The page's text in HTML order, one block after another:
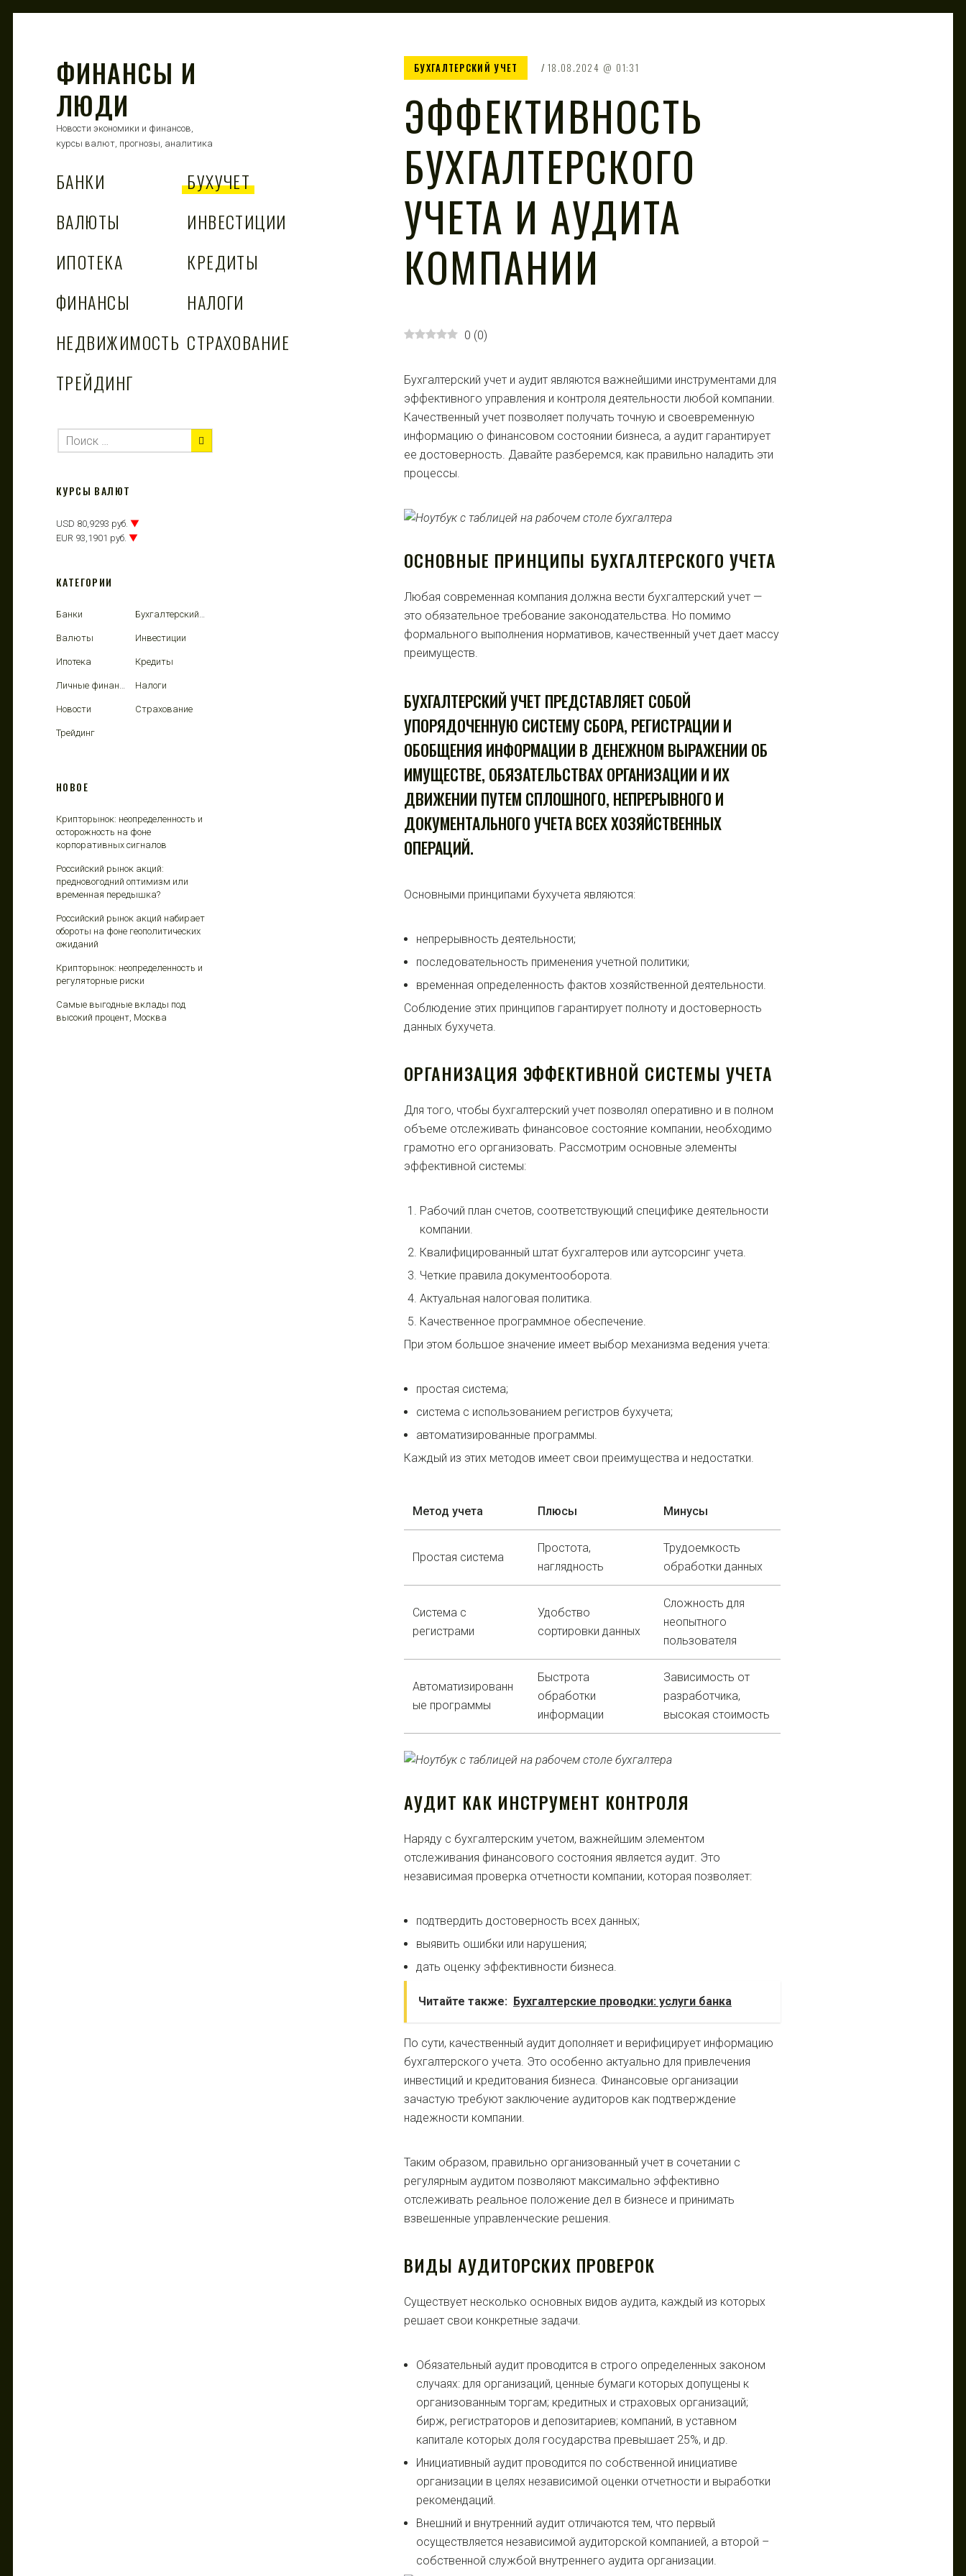
ФИНАНСЫ И
ЛЮДИ
Новости экономики и финансов,
курсы валют, прогнозы, аналитика
БАНКИ
БУХУЧЕТ
ВАЛЮТЫ
ИНВЕСТИЦИИ
ИПОТЕКА
КРЕДИТЫ
ФИНАНСЫ
НАЛОГИ
НЕДВИЖИМОСТЬ СТРАХОВАНИЕ
ТРЕЙДИНГ
БУХГАЛТЕРСКИЙ УЧЕТ 18.08.2024 01:31
ЭФФЕКТИВНОСТЬ
БУХГАЛТЕРСКОГО
УЧЕТА И АУДИТА
КОМПАНИИ
0 (0)
Бухгалтерский учет и аудит являются важнейшими инструментами для
эффективного управления и контроля деятельности любой компании.
Качественный учет позволяет получать точную и своевременную
информацию о финансовом состоянии бизнеса, а аудит гарантирует
ее достоверность. Давайте разберемся, как правильно наладить эти
процессы.
ОСНОВНЫЕ ПРИНЦИПЫ БУХГАЛТЕРСКОГО УЧЕТА
Любая современная компания должна вести бухгалтерский учет —
это обязательное требование законодательства. Но помимо
формального выполнения нормативов, качественный учет дает массу
преимуществ.
БУХГАЛТЕРСКИЙ УЧЕТ ПРЕДСТАВЛЯЕТ СОБОЙ
УПОРЯДОЧЕННУЮ СИСТЕМУ СБОРА, РЕГИСТРАЦИИ И
ОБОБЩЕНИЯ ИНФОРМАЦИИ В ДЕНЕЖНОМ ВЫРАЖЕНИИ ОБ
ИМУЩЕСТВЕ, ОБЯЗАТЕЛЬСТВАХ ОРГАНИЗАЦИИ И ИХ
ДВИЖЕНИИ ПУТЕМ СПЛОШНОГО, НЕПРЕРЫВНОГО И
ДОКУМЕНТАЛЬНОГО УЧЕТА ВСЕХ ХОЗЯЙСТВЕННЫХ
ОПЕРАЦИЙ.
Основными принципами бухучета являются:
непрерывность деятельности;
последовательность применения учетной политики;
временная определенность фактов хозяйственной деятельности.
Соблюдение этих принципов гарантирует полноту и достоверность
данных бухучета.
ОРГАНИЗАЦИЯ ЭФФЕКТИВНОЙ СИСТЕМЫ УЧЕТА
Для того, чтобы бухгалтерский учет позволял оперативно и в полном
объеме отслеживать финансовое состояние компании, необходимо
грамотно его организовать. Рассмотрим основные элементы
эффективной системы:
Рабочий план счетов, соответствующий специфике деятельности
компании.
Квалифицированный штат бухгалтеров или аутсорсинг учета.
Четкие правила документооборота.
Актуальная налоговая политика.
Качественное программное обеспечение.
При этом большое значение имеет выбор механизма ведения учета:
простая система;
система с использованием регистров бухучета;
автоматизированные программы.
Каждый из этих методов имеет свои преимущества и недостатки.
Метод учета Плюсы Минусы
Простая система
Простота,
наглядность
Трудоемкость
обработки данных
Система с
регистрами
Удобство
сортировки данных
Сложность для
неопытного
пользователя
Автоматизированн
ые программы
Быстрота
обработки
информации
Зависимость от
разработчика,
высокая стоимость
АУДИТ КАК ИНСТРУМЕНТ КОНТРОЛЯ
Наряду с бухгалтерским учетом, важнейшим элементом
отслеживания финансового состояния является аудит. Это
независимая проверка отчетности компании, которая позволяет:
подтвердить достоверность всех данных;
выявить ошибки или нарушения;
дать оценку эффективности бизнеса.
Читайте также: Бухгалтерские проводки: услуги банка
По сути, качественный аудит дополняет и верифицирует информацию
бухгалтерского учета. Это особенно актуально для привлечения
инвестиций и кредитования бизнеса. Финансовые организации
зачастую требуют заключение аудиторов как подтверждение
надежности компании.
Таким образом, правильно организованный учет в сочетании с
регулярным аудитом позволяют максимально эффективно
отслеживать реальное положение дел в бизнесе и принимать
взвешенные управленческие решения.
ВИДЫ АУДИТОРСКИХ ПРОВЕРОК
Существует несколько основных видов аудита, каждый из которых
решает свои конкретные задачи.
Обязательный аудит проводится в строго определенных законом
случаях: для организаций, ценные бумаги которых допущены к
организованным торгам; кредитных и страховых организаций;
бирж, регистраторов и депозитариев; компаний, в уставном
капитале которых доля государства превышает 25%, и др.
Инициативный аудит проводится по собственной инициативе
организации в целях независимой оценки отчетности и выработки
рекомендаций.
Внешний и внутренний аудит отличаются тем, что первый
осуществляется независимой аудиторской компанией, а второй –
собственной службой внутреннего аудита организации.
КУРСЫ ВАЛЮТ
USD 80,9293 руб. ▼
EUR 93,1901 руб. ▼
КАТЕГОРИИ
Банки Бухгалтерский учет
Валюты Инвестиции
Ипотека Кредиты
Личные финансы Налоги
Новости Страхование
Трейдинг
НОВОЕ
Крипторынок: неопределенность и
осторожность на фоне
корпоративных сигналов
Российский рынок акций:
предновогодний оптимизм или
временная передышка?
Российский рынок акций набирает
обороты на фоне геополитических
ожиданий
Крипторынок: неопределенность и
регуляторные риски
Самые выгодные вклады под
высокий процент, Москва